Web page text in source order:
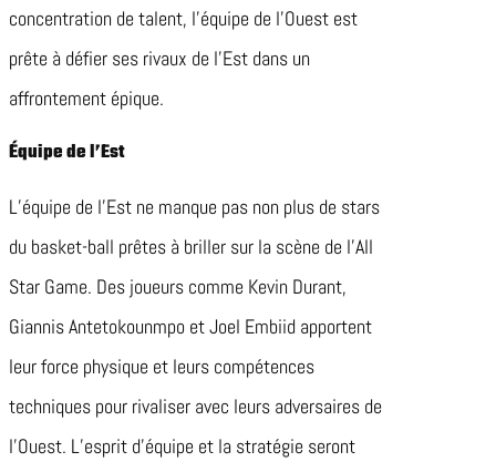
concentration de talent, l’équipe de l’Ouest est
prête à défier ses rivaux de l’Est dans un
affrontement épique.
Équipe de l’Est
L’équipe de l’Est ne manque pas non plus de stars
du basket-ball prêtes à briller sur la scène de l’All
Star Game. Des joueurs comme Kevin Durant,
Giannis Antetokounmpo et Joel Embiid apportent
leur force physique et leurs compétences
techniques pour rivaliser avec leurs adversaires de
l’Ouest. L’esprit d’équipe et la stratégie seront